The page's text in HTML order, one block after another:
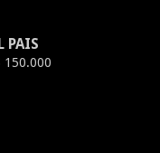
PAIS
150.000